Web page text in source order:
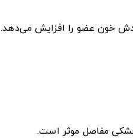
خون عضو را افزایش می‌دهد.
مفاصل موثر است.